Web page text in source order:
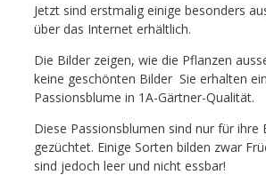
Jetzt sind erstmalig einige besonders
über das Internet erhältlich.
Die Bilder zeigen, wie die Pflanzen
keine geschönten Bilder  Sie erhalten
Passionsblume in 1A-Gärtner-Qualität.
Diese Passionsblumen sind nur für ihre
gezüchtet. Einige Sorten bilden zwar
sind jedoch leer und nicht essbar!